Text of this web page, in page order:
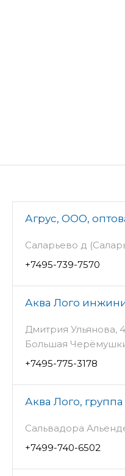
Агрус, ООО,
Саларьево д
+7495-739-7570
Аква Лого
Дмитрия Ульянова,
Большая
+7495-775-3178
Аква Лого,
Сальвадора
+7499-740-6502